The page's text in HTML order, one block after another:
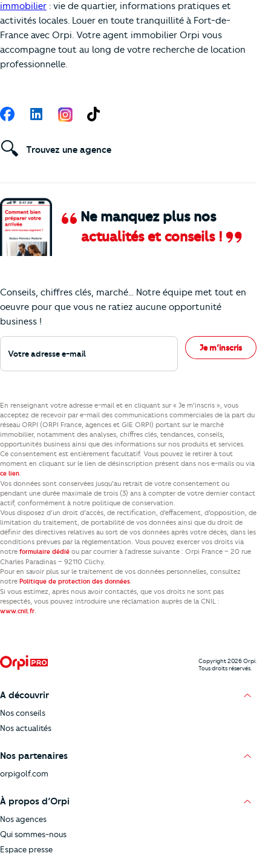
immobilier : vie de quartier, informations pratiques et
activités locales. Louer en toute tranquillité à Fort-de-
France avec Orpi. Votre agent immobilier Orpi vous
accompagne tout au long de votre recherche de location
professionnelle.
Ne manquez plus nos
actualités et conseils !
Conseils, chiffres clés, marché… Notre équipe met tout en
oeuvre pour que vous ne ratiez aucune opportunité
business !
Votre adresse e-mail
Je m’inscris
Suivez-nous
FacebookLinkedIn TikTok
🔍 Trouvez une agence
En renseignant votre adresse e-mail et en cliquant sur « Je m’inscris », vous
acceptez de recevoir par e-mail des communications commerciales de la part du
réseau ORPI (ORPI France, agences et GIE ORPI) portant sur le marché
immobilier, notamment des analyses, chiffres clés, tendances, conseils,
opportunités business ainsi que des informations sur nos produits et services.
Ce consentement est entièrement facultatif. Vous pouvez le retirer à tout
moment en cliquant sur le lien de désinscription présent dans nos e-mails ou via
ce lien.
Vos données sont conservées jusqu’au retrait de votre consentement ou
pendant une durée maximale de trois (3) ans à compter de votre dernier contact
actif, conformément à notre politique de conservation.
Vous disposez d’un droit d’accès, de rectification, d’effacement, d’opposition, de
limitation du traitement, de portabilité de vos données ainsi que du droit de
définir des directives relatives au sort de vos données après votre décès, dans les
conditions prévues par la réglementation. Vous pouvez exercer vos droits via
notre formulaire dédié ou par courrier à l’adresse suivante : Orpi France – 20 rue
Charles Paradinas – 92110 Clichy.
Pour en savoir plus sur le traitement de vos données personnelles, consultez
notre Politique de protection des données.
Si vous estimez, après nous avoir contactés, que vos droits ne sont pas
respectés, vous pouvez introduire une réclamation auprès de la CNIL :
www.cnil.fr.
Copyright 2026 Orpi.
Tous droits réservés.
A découvrir
Nos conseils
Nos actualités
Nos partenaires
orpigolf.com
À propos d’Orpi
Nos agences
Qui sommes-nous
Espace presse